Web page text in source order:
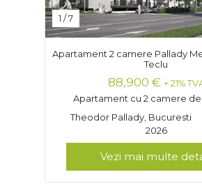
1 /7
Apartament 2 camere Pallady
Teclu
88,900 € + 21%
Apartament cu 2 camere
Theodor Pallady, Bucuresti
2026
Vezi mai multe